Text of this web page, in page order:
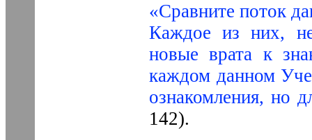
«Сравните поток
Каждое из них,
новые врата к
каждом данном
ознакомления, но
142).